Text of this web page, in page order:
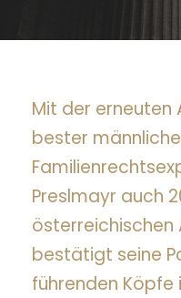
Mit der erneuten
bester
Preslmayr auch
bestätigt seine
führenden Köpfe